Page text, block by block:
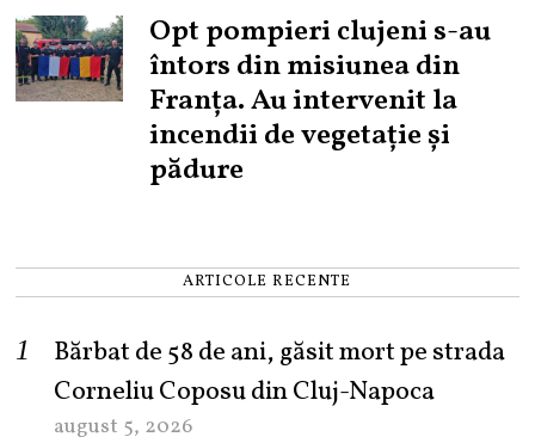
Opt pompieri clujeni s-au
întors din misiunea din
Franța. Au intervenit la
incendii de vegetație și
pădure
ARTICOLE RECENTE
Bărbat de 58 de ani, găsit mort pe strada
Corneliu Coposu din Cluj-Napoca
august 5, 2026